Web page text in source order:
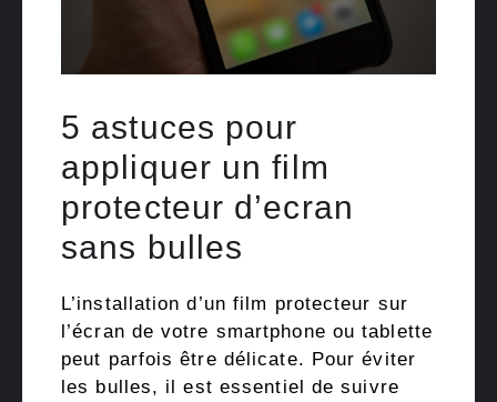
5 astuces pour
appliquer un film
protecteur d’ecran
sans bulles
L’installation d’un film protecteur sur
l’écran de votre smartphone ou tablette
peut parfois être délicate. Pour éviter
les bulles, il est essentiel de suivre